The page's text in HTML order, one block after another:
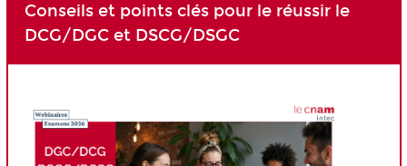
Conseils et points clés pour le réussir le
DCG/DGC et DSCG/DSGC